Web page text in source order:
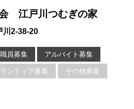
江戸川つむぎの家
川2-38-20
員募集 アルバイト募集
ンティア募集 その他募集